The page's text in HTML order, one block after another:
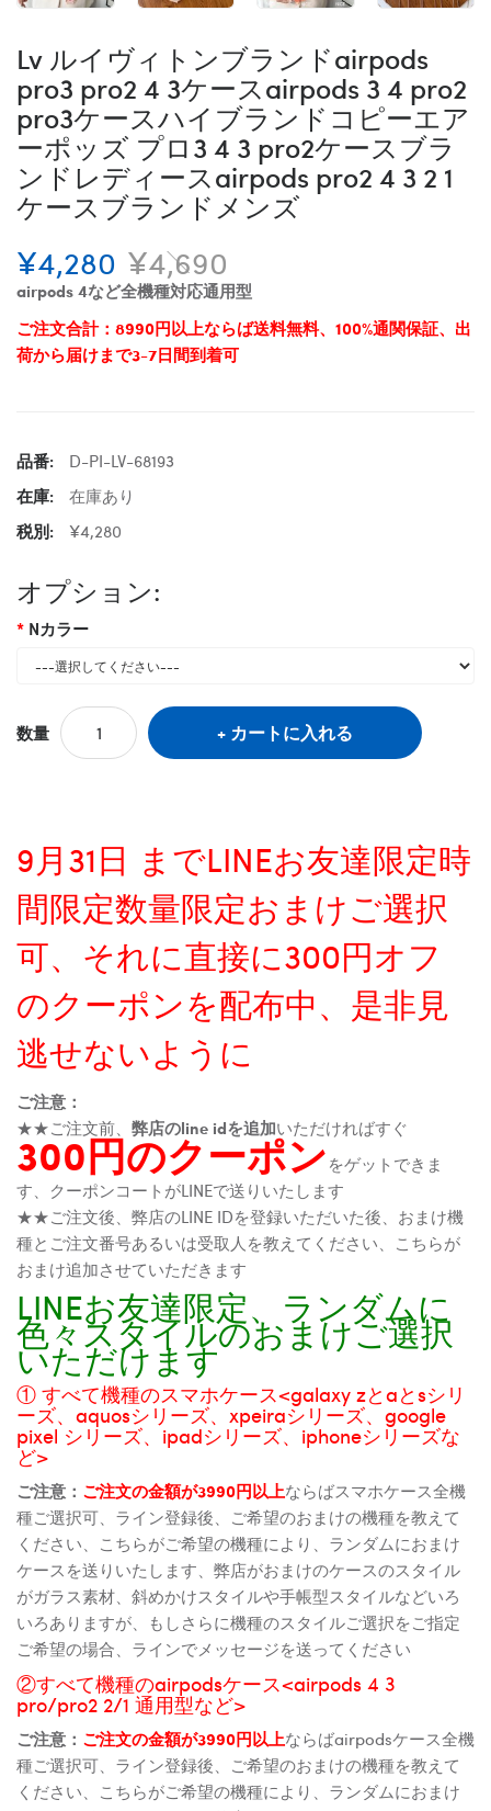
Lv ルイヴィトンブランドairpods
pro3 pro2 4 3ケースairpods 3 4 pro2
pro3ケースハイブランドコピーエア
ーポッズ プロ3 4 3 pro2ケースブラ
ンドレディースairpods pro2 4 3 2 1
ケースブランドメンズ
¥4,280 ¥4,690
airpods 4など全機種対応通用型
ご注文合計：8990円以上ならば送料無料、100%通関保証、出
荷から届けまで3-7日間到着可
品番:
D-PI-LV-68193
在庫:
在庫あり
税別:
¥4,280
オプション:
Nカラー
数量 カートに入れる
9月31日 までLINEお友達限定時
間限定数量限定おまけご選択
可、それに直接に300円オフ
のクーポンを配布中、是非見
逃せないように
ご注意：
★★ご注文前、 弊店のline idを追加いただければすぐ
300円のクーポンをゲットできま
す、クーポンコートがLINEで送りいたします
★★ご注文後、弊店のLINE IDを登録いただいた後、おまけ機
種とご注文番号あるいは受取人を教えてください、こちらが
おまけ追加させていただきます
LINEお友達限定、ランダムに
色々スタイルのおまけご選択
いただけます
① すべて機種のスマホケース<galaxy zとaとsシリ
ーズ、aquosシリーズ、xpeiraシリーズ、google
pixel シリーズ、ipadシリーズ、iphoneシリーズな
ど>
ご注意： ご注文の金額が3990円以上ならばスマホケース全機
種ご選択可、ライン登録後、ご希望のおまけの機種を教えて
ください、こちらがご希望の機種により、ランダムにおまけ
ケースを送りいたします、弊店がおまけのケースのスタイル
がガラス素材、斜めかけスタイルや手帳型スタイルなどいろ
いろありますが、もしさらに機種のスタイルご選択をご指定
ご希望の場合、ラインでメッセージを送ってください
②すべて機種のairpodsケース<airpods 4 3
pro/pro2 2/1 通用型など>
ご注意： ご注文の金額が3990円以上ならばairpodsケース全機
種ご選択可、ライン登録後、ご希望のおまけの機種を教えて
ください、こちらがご希望の機種により、ランダムにおまけ